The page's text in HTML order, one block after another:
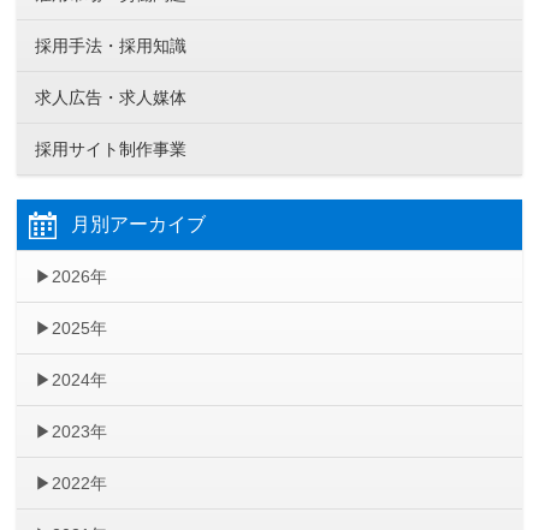
採用手法・採用知識
求人広告・求人媒体
採用サイト制作事業
月別アーカイブ
2026年
2025年
2024年
2023年
2022年